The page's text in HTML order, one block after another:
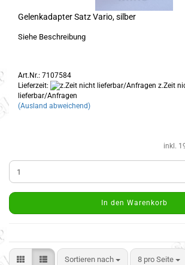
Gelenkadapter Satz Vario, silber
Siehe Beschreibung
Art.Nr.: 7107584
Lieferzeit:
z.Zeit
lieferbar/Anfragen
(Ausland abweichend)
inkl.
In den Warenkorb
Sortieren nach 8 pro Seite